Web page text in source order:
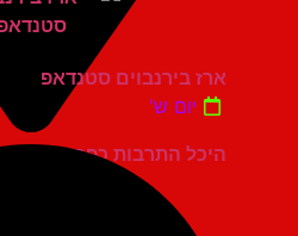
היכל התרבות כפר סבא
ארז בירנבוים סטנדאפ
יום ש'